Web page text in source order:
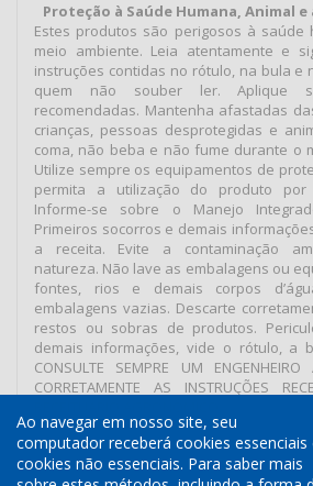
Proteção à Saúde Humana, Animal
Estes produtos são perigosos à saúde
meio ambiente. Leia atentamente e
instruções contidas no rótulo, na bula e
quem não souber ler. Aplique
recomendadas. Mantenha afastadas
crianças, pessoas desprotegidas e
coma, não beba e não fume durante o
Utilize sempre os equipamentos de
permita a utilização do produto por
Informe-se sobre o Manejo
Primeiros socorros e demais
a receita. Evite a contaminação
natureza. Não lave as embalagens ou
fontes, rios e demais corpos
embalagens vazias. Descarte
restos ou sobras de produtos.
demais informações, vide o rótulo, a
CONSULTE SEMPRE UM
CORRETAMENTE AS INSTRUÇÕES
Termos de Uso Política de Cookies
Ao navegar em nosso site, seu
computador receberá cookies essenciais
cookies não essenciais. Para saber mais